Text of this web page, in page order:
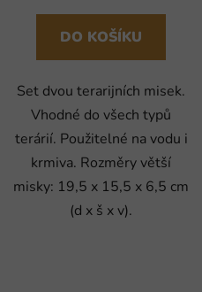
DO KOŠÍKU
Set dvou terarijních misek.
Vhodné do všech typů
terárií. Použitelné na vodu i
krmiva. Rozměry větší
misky: 19,5 x 15,5 x 6,5 cm
(d x š x v).